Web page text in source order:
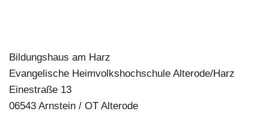
Bildungshaus am Harz
Evangelische Heimvolkshochschule Alterode/Harz
Einestraße 13
06543 Arnstein / OT Alterode